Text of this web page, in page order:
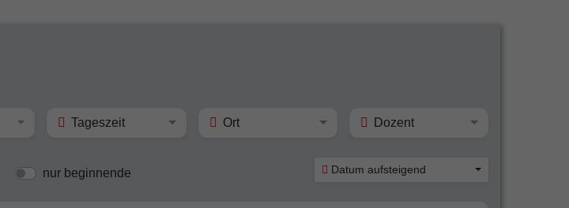
Tageszeit Ort Dozent
nur beginnende Datum aufsteigend